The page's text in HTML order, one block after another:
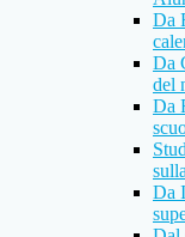
Da
Da
del
Da
Da